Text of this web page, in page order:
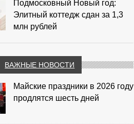
Подмосковный Новый год:
Элитный коттедж сдан за 1,3
млн рублей
ВАЖНЫЕ НОВОСТИ
Майские праздники в 2026 году
продлятся шесть дней